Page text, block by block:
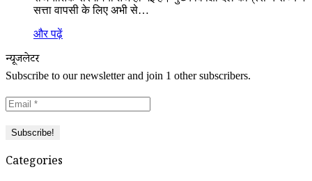
सत्ता वापसी के लिए अभी से…
और पढ़ें
न्यूजलेटर
Subscribe to our newsletter and join 1 other subscribers.
Categories